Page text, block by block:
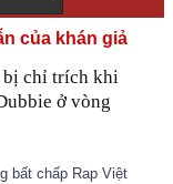
của khán giả
bị chỉ trích khi
ở vòng
bất chấp Rap Việt